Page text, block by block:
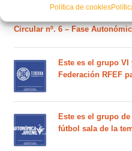
Política de cookies
Circular nº. 6 – Fase
Este es el grupo VI
Federación RFEF
Este es el grupo
fútbol sala de la